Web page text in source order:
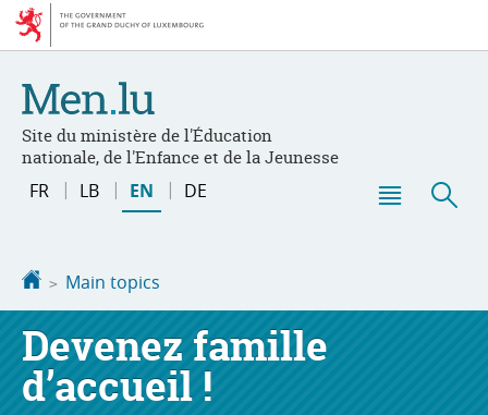
Go
Go
Site du ministère de l'Éducation
nationale, de l'Enfance et de la Jeunesse
Changer
FR LB EN DE
Homepage
Main topics
Devenez famille
d’accueil !